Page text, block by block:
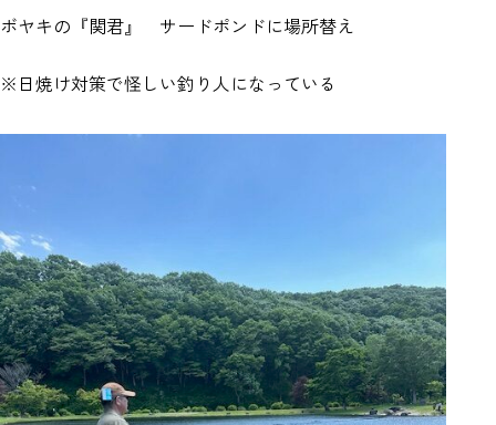
ボヤキの『関君』 サードポンドに場所替え
※日焼け対策で怪しい釣り人になっている